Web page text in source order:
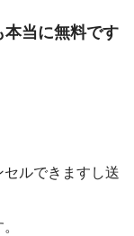
当に無料です
ルできますし送